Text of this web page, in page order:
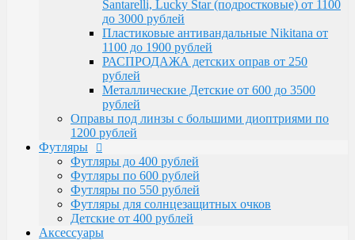
Футляры для солнцезащитных очков
Детские от 400 рублей
Распродажа
Santarelli, Lucky Star (подростковые) от 1100
до 3000 рублей
Пластиковые антивандальные Nikitana от
1100 до 1900 рублей
РАСПРОДАЖА детских оправ от 250
рублей
Металлические Детские от 600 до 3500
рублей
Оправы под линзы с большими диоптриями по
1200 рублей
Футляры
Футляры до 400 рублей
Футляры по 600 рублей
Футляры по 550 рублей
Футляры для солнцезащитных очков
Детские от 400 рублей
Аксессуары